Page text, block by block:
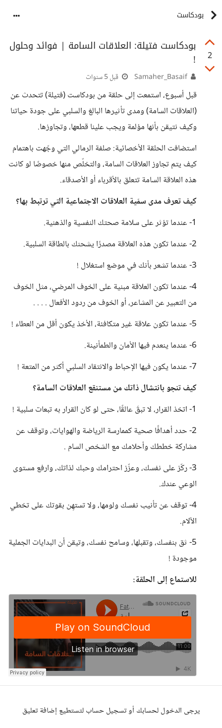
بودكاست
2
بودكاست فتيلة: العلاقات السامة | فوائد وحلول
!
قبل 5 سنوات
قبل أسبوع، استمعت إلى حلقة من بودكاست (فتيلة) تتحدث عن
(العلاقات السامة) ومدى تأثيرها البالغ والسلبي على جودة حياتنا
وكيف نتيقن بأنها مؤلمة ويجب علينا قطعها، وتجاوزها.
استضافت الحلقة الأخصائية: صلفة الرمالي التي وجّهت باهتمام
كيف يتم تجاوز العلاقات السامة، والتخلّص منها خصوصًا لو كانت
هذه العلاقة السامة تتعلق بالأقرباء أو الأصدقاء.
كيف تعرف مدى سمّية العلاقات الاجتماعية التي ترتبط بها؟
1- عندما تؤثر على سلامة صحتك النفسية والذهنية.
2- عندما تكون هذه العلاقة مصدرًا يشحنك بالطاقة السلبية.
3- عندما تشعر بأنك في موضع استغلال !
4- عندما تكون العلاقة مبنية على الخوف المرضي، مثل الخوف
من التعبير عن المشاعر، أو الخوف من ردود الأفعال . . . .
5- عندما تكون علاقة غير متكافئة، الأخذ يكون أقل من العطاء !
6- عندما ينعدم فيها الأمان والطمأنينة.
7- عندما يكون فيها الإحباط والانتقاد السلبي أكثر من المتعة !
كيف تنجو بانتشال ذاتك من مستنقع العلاقات السامة؟
1- اتخذ القرار، لا تبقَ عالقًا، حتى لو كان القرار به تبعات سلبية !
2- حدد أهدافًا صحية كممارسة الرياضة والهوايات، وتوقف عن
مشاركة خططك وأحلامك مع الشخص السام .
3- ركّز على نفسك، وعزّز احترامك وحبك لذاتك، وارفع مستوى
الوعي عندك.
4- توقف عن تأنيب نفسك ولومها، ولا تستهِن بقوتك على تخطي
الآلام.
5- ثق بنفسك، وتقبلها، وسامح نفسك، وتيقن أن البدايات الجملية
موجودة !
للاستماع إلى الحلقة:
يرجى الدخول لحسابك أو تسجيل حساب لتستطيع إضافة تعليق